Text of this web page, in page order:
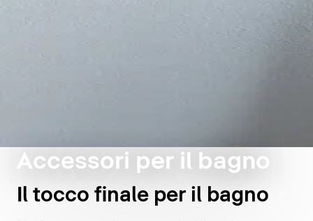
Accessori per il bagno
Il tocco finale per il bagno